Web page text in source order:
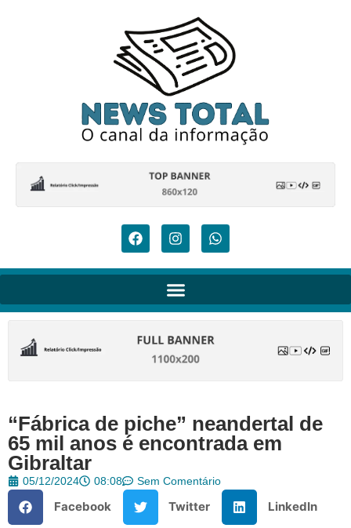
“Fábrica de piche” neandertal de
65 mil anos é encontrada em
Gibraltar
05/12/2024 08:08 Sem Comentário
Facebook Twitter LinkedIn